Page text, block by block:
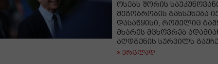
ოსებს შორის
მეგობრობის გახსენება
დასაწყისი, რომელიც
მხარეს მცხოვრებ
აღდგენის სურვილს
ვრცლად